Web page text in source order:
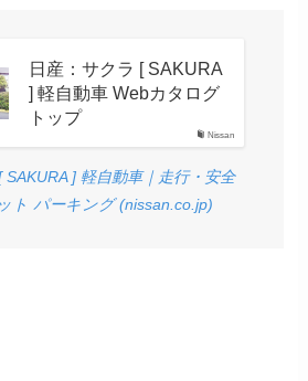
Nissan
日産：サクラ [ SAKURA
] 軽自動車 Webカタログ
トップ
] 軽自動車｜走行・安全
ト パーキング (nissan.co.jp)